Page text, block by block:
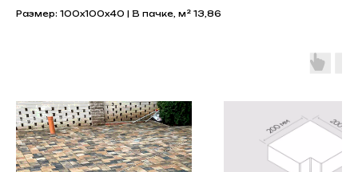
Размер: 100x100x40 | В пачке, м² 13,86